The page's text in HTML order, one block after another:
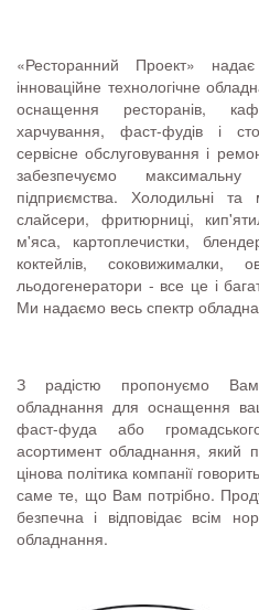
«Ресторанний Проект»
інноваційне технологічне
оснащення ресторанів,
харчування, фаст-фудів і
сервісне обслуговування і
забезпечуємо максимальну
підприємства. Холодильні та
слайсери, фритюрниці,
м'яса, картоплечистки,
коктейлів, соковижималки,
льодогенератори - все це і
Ми надаємо весь спектр
З радістю пропонуємо Вам
обладнання для оснащення
фаст-фуда або
асортимент обладнання, який
цінова політика компанії
саме те, що Вам потрібно.
безпечна і відповідає всім
обладнання.